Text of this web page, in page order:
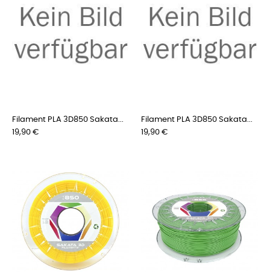
Filament PLA 3D850 Sakata...
Preis
19,90 €
Filament PLA 3D850 Sakata...
Preis
19,90 €